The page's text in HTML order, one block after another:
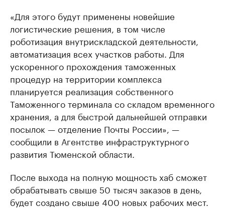
«Для этого будут применены новейшие
логистические решения, в том числе
роботизация внутрискладской деятельности,
автоматизация всех участков работы. Для
ускоренного прохождения таможенных
процедур на территории комплекса
планируется реализация собственного
Таможенного терминала со складом временного
хранения, а для быстрой дальнейшей отправки
посылок — отделение Почты России», —
сообщили в Агентстве инфраструктурного
развития Тюменской области.
После выхода на полную мощность хаб сможет
обрабатывать свыше 50 тысяч заказов в день,
будет создано свыше 400 новых рабочих мест.